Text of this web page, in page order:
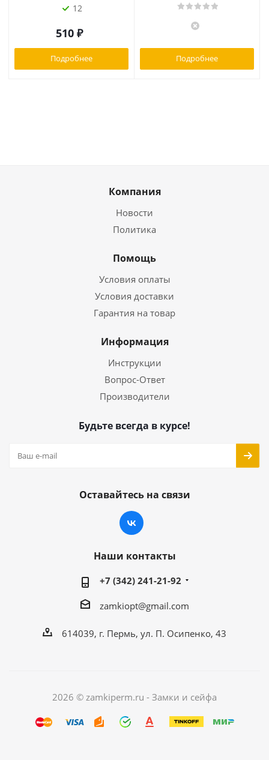
12
510 ₽
Подробнее Подробнее
Компания
Новости
Политика
Помощь
Условия оплаты
Условия доставки
Гарантия на товар
Информация
Инструкции
Вопрос-Ответ
Производители
Будьте всегда в курсе!
Оставайтесь на связи
Наши контакты
+7 (342) 241-21-92
zamkiopt@gmail.com
614039, г. Пермь, ул. П. Осипенко, 43
2026 © zamkiperm.ru - Замки и сейфа